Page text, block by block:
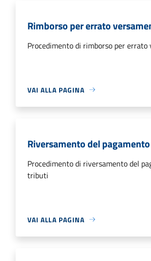
Rimborso per errato
Procedimento di rimborso per errato
VAI ALLA PAGINA
Riversamento del
Procedimento di riversamento del
tributi
VAI ALLA PAGINA